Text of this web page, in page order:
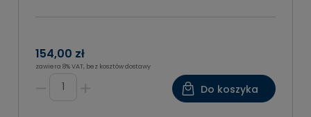
154,00 zł
zawiera 8% VAT, bez kosztów dostawy
Do koszyka